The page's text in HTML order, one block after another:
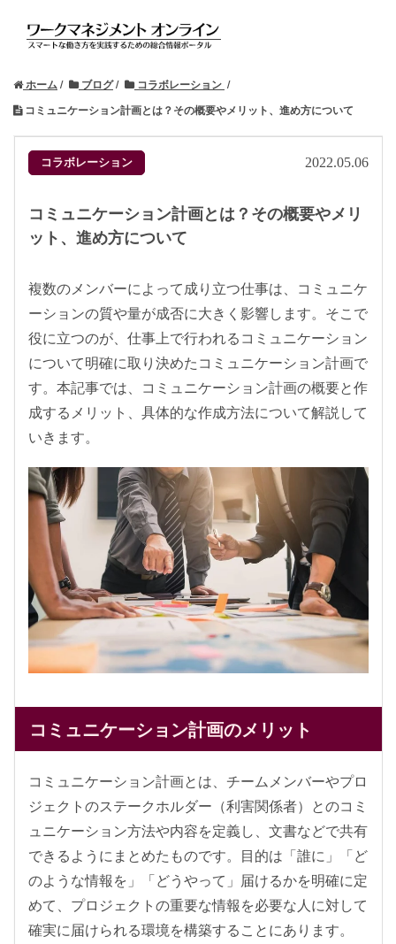
ホーム ブログ
コラボレーション
コミュニケーション計画とは？その概要やメリット、進め方について
コラボレーション 2022.05.06
コミュニケーション計画とは？その概要やメリ
ット、進め方について
複数のメンバーによって成り立つ仕事は、コミュニケ
ーションの質や量が成否に大きく影響します。そこで
役に立つのが、仕事上で行われるコミュニケーション
について明確に取り決めたコミュニケーション計画で
す。本記事では、コミュニケーション計画の概要と作
成するメリット、具体的な作成方法について解説して
いきます。
コミュニケーション計画のメリット
コミュニケーション計画とは、チームメンバーやプロ
ジェクトのステークホルダー（利害関係者）とのコミ
ュニケーション方法や内容を定義し、文書などで共有
できるようにまとめたものです。目的は「誰に」「ど
のような情報を」「どうやって」届けるかを明確に定
めて、プロジェクトの重要な情報を必要な人に対して
確実に届けられる環境を構築することにあります。